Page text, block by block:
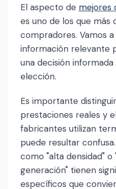
El aspecto de mejores
es uno de los que más
compradores. Vamos
información relevante
una decisión
elección.
Es importante
prestaciones reales y
fabricantes utilizan
puede resultar
como "alta densidad"
generación" tienen
específicos que